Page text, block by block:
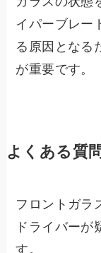
イパーブレー
る原因となる
が重要です。
よくある質
フロントガラ
ドライバーが
す。